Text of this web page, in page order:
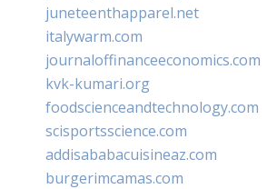
juneteenthapparel.net
italywarm.com
journaloffinanceeconomics.com
kvk-kumari.org
foodscienceandtechnology.com
scisportsscience.com
addisababacuisineaz.com
burgerimcamas.com